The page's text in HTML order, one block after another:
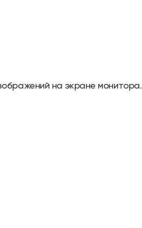
на экране монитора.